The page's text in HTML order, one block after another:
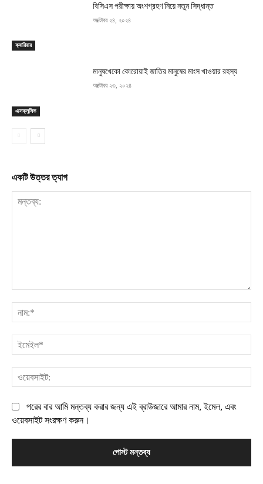
ক্যারিয়ার
বিসিএস পরীক্ষায় অংশগ্রহণ নিয়ে নতুন সিদ্ধান্ত
অক্টোবর ২৪, ২০২৪
এক্সক্লুসিভ
মানুষখেকো কোরোয়াই জাতির মানুষের মাংস খাওয়ার রহস্য
অক্টোবর ২৩, ২০২৪
একটি উত্তর ত্যাগ
পরের বার আমি মন্তব্য করার জন্য এই ব্রাউজারে আমার নাম, ইমেল, এবং
ওয়েবসাইট সংরক্ষণ করুন।